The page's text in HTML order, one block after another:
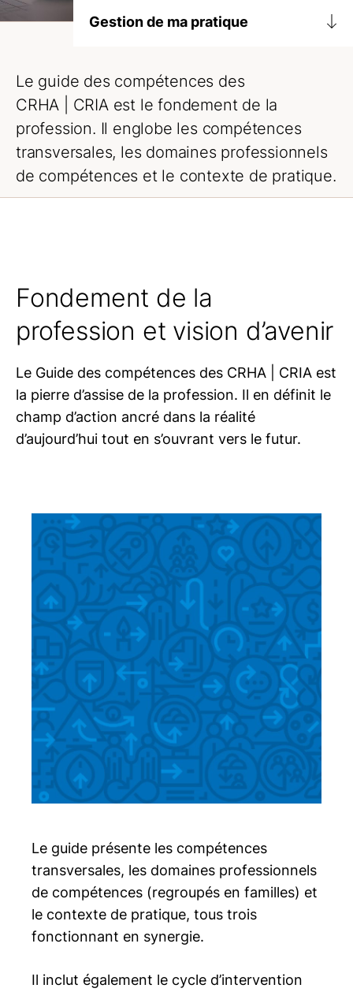
Gestion de ma pratique
La cotisation
Renouvellement
Guide des compétences
Le guide des compétences des
CRHA | CRIAest le fondement de la
profession. Il englobe les compétences
transversales, les domaines professionnels
de compétences et le contexte de pratique.
Fondement de la
profession et vision d’avenir
Le Guide des compétences des CRHA | CRIA est
la pierre d’assise de la profession. Il en définit le
champ d’action ancré dans la réalité
d’aujourd’hui tout en s’ouvrant vers le futur.
Le guide présente les compétences
transversales, les domaines professionnels
de compétences (regroupés en familles) et
le contexte de pratique, tous trois
fonctionnant en synergie.
Il inclut également le cycle d’intervention